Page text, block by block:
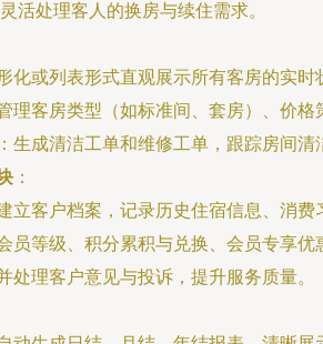
活处理客人的换房与续住需求。
化或列表形式直观展示所有客房的实时
理客房类型（如标准间、套房）、价格
生成清洁工单和维修工单，跟踪房间清
：
立客户档案，记录历史住宿信息、消费
员等级、积分累积与兑换、会员专享优
处理客户意见与投诉，提升服务质量。